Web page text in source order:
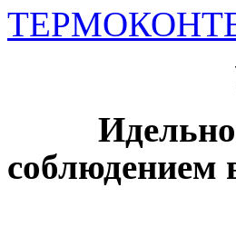
Идельное
соблюдением